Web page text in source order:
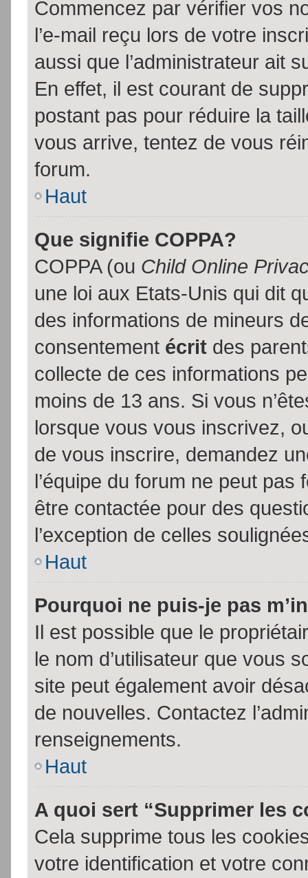
Commencez par vérifier vos
l’e-mail reçu lors de votre
aussi que l’administrateur ait
En effet, il est courant de
postant pas pour réduire la
vous arrive, tentez de vous
forum.
Haut
Que signifie COPPA?
COPPA (ou Child Online
une loi aux Etats-Unis qui dit
des informations de mineurs
consentement écrit des
collecte de ces informations
moins de 13 ans. Si vous
lorsque vous vous inscrivez,
de vous inscrire, demandez
l’équipe du forum ne peut
être contactée pour des
l’exception de celles
Haut
Pourquoi ne puis-je pas
Il est possible que le
le nom d’utilisateur que vous
site peut également avoir
de nouvelles. Contactez
renseignements.
Haut
A quoi sert “Supprimer les
Cela supprime tous les
votre identification et votre